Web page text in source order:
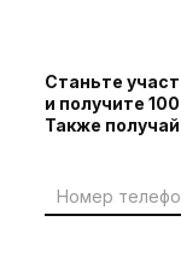
Станьте
и получите
Также